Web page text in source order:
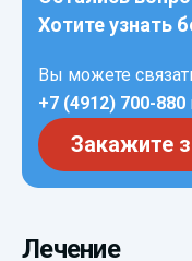
Хотите узнать
Вы можете
+7 (4912) 700-880
Закажите
Лечение